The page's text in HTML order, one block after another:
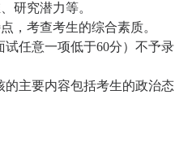
研究潜力等。
，考查考生的综合素质。
试任意一项低于60分）不予录
主要内容包括考生的政治态